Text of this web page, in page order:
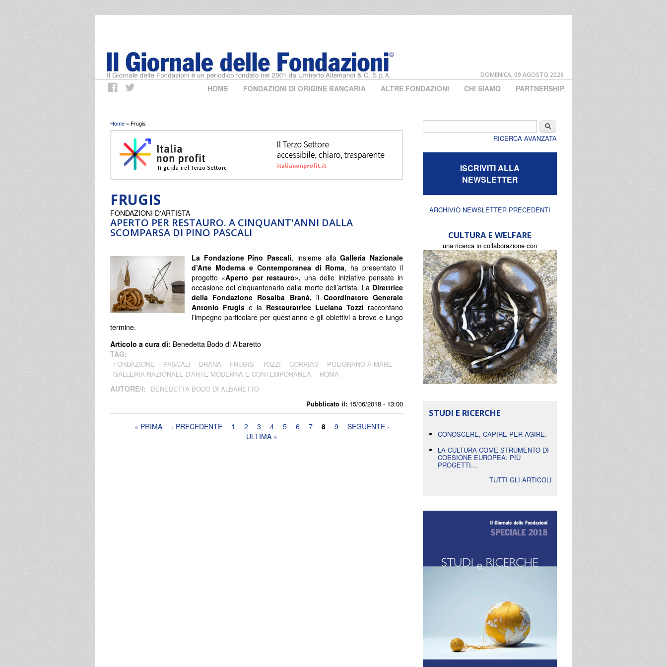
DOMENICA, 09 AGOSTO 2026
HOME FONDAZIONI DI ORIGINE BANCARIA ALTRE FONDAZIONI CHI SIAMO PARTNERSHIP
Tu sei qui
Home » Frugis
FRUGIS
APERTO PER RESTAURO. A CINQUANT'ANNI DALLA
SCOMPARSA DI PINO PASCALI
Pubblicato il: 15/06/2018 - 13:00
FONDAZIONI D'ARTISTA
La Fondazione Pino Pascali, insieme allaGalleria Nazionale
d’Arte Moderna e Contemporanea di Roma, ha presentato il
progetto «Aperto per restauro», una delle iniziative pensate in
occasione del cinquantenario dalla morte dell’artista. La Direttrice
della Fondazione Rosalba Branà, il Coordinatore Generale
Antonio Frugis e la Restauratrice Luciana Tozzi raccontano
l’impegno particolare per quest’anno e gli obiettivi a breve e lungo
termine.
Articolo a cura di: Benedetta Bodo di Albaretto
TAG:
FONDAZIONE PASCALI BRANÀ FRUGIS TOZZI CORRIAS
POLIGNANO A MARE
GALLERIA NAZIONALE D’ARTE MODERNA E CONTEMPORANEA
ROMA
AUTORE/I: BENEDETTA BODO DI ALBARETTO
Pagine« PRIMA ‹ PRECEDENTE 1 2 3 4 5 6 7 8 9
SEGUENTE ›
ULTIMA »
Cerca
RICERCA AVANZATA
ISCRIVITI ALLA
NEWSLETTER
ARCHIVIO NEWSLETTER PRECEDENTI
CULTURA E WELFARE
una ricerca in collaborazione con
STUDI E RICERCHE
CONOSCERE, CAPIRE PER AGIRE.
LA CULTURA COME STRUMENTO DI
COESIONE EUROPEA: PIÙ
PROGETTI...
TUTTI GLI ARTICOLI